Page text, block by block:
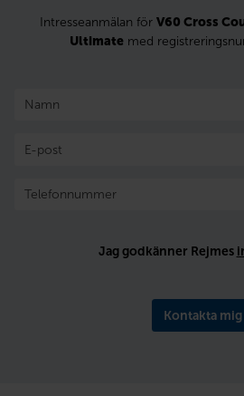
Intresseanmälan för V60 Cross
Ultimatemed
Jag godkänner Rejmes
Kontakta mig